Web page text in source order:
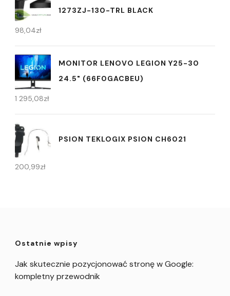
1273ZJ-130-TRL BLACK
98,04zł
MONITOR LENOVO LEGION Y25-30
24.5" (66F0GACBEU)
1 295,08zł
PSION TEKLOGIX PSION CH6021
200,99zł
Ostatnie wpisy
Jak skutecznie pozycjonować stronę w Google:
kompletny przewodnik